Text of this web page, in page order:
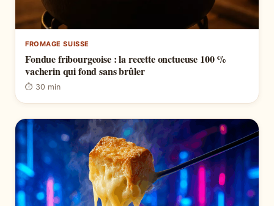
FROMAGE SUISSE
Fondue fribourgeoise : la recette onctueuse 100 %
vacherin qui fond sans brûler
⏱ 30 min